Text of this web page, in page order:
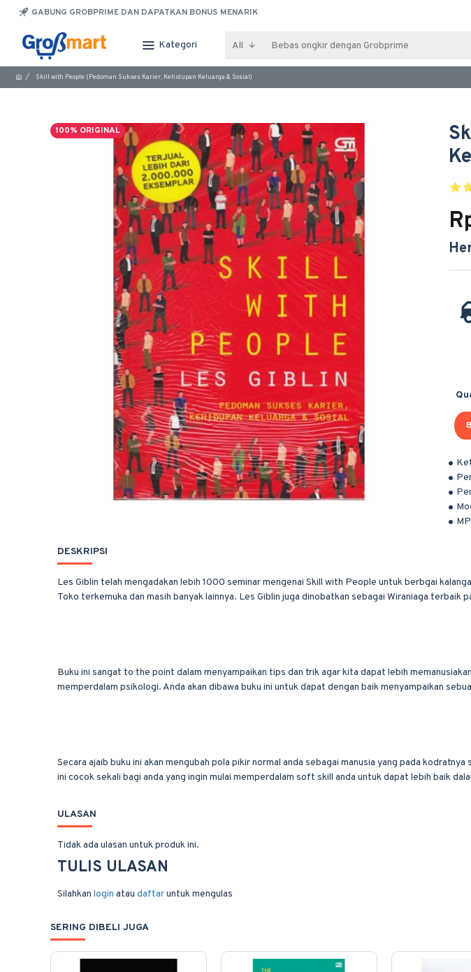
GABUNG GROBPRIME DAN DAPATKAN BONUS MENARIK
Kategori All
Skill with People (Pedoman Sukses Karier, Kehidupan Keluarga & Sosial)
100% ORIGINAL
DESKRIPSI
Les Giblin telah mengadakan lebih 1000 seminar mengenai Skill with People untuk berbgai
Toko terkemuka dan masih banyak lainnya. Les Giblin juga dinobatkan sebagai Wiraniaga terbaik
Buku ini sangat to the point dalam menyampaikan tips dan trik agar kita dapat lebih
memperdalam psikologi. Anda akan dibawa buku ini untuk dapat dengan baik menyampaikan
Secara ajaib buku ini akan mengubah pola pikir normal anda sebagai manusia yang pada
ini cocok sekali bagi anda yang ingin mulai memperdalam soft skill anda untuk dapat lebih baik
ULASAN
Tidak ada ulasan untuk produk ini.
TULIS ULASAN
Silahkan login atau daftaruntuk mengulas
SERING DIBELI JUGA